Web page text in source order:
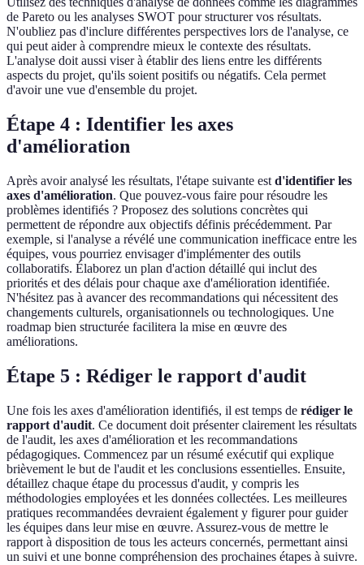
de Pareto ou les analyses SWOT pour structurer vos résultats.
N'oubliez pas d'inclure différentes perspectives lors de l'analyse, ce
qui peut aider à comprendre mieux le contexte des résultats.
L'analyse doit aussi viser à établir des liens entre les différents
aspects du projet, qu'ils soient positifs ou négatifs. Cela permet
d'avoir une vue d'ensemble du projet.
Étape 4 : Identifier les axes
d'amélioration
Après avoir analysé les résultats, l'étape suivante est d'identifier les
axes d'amélioration. Que pouvez-vous faire pour résoudre les
problèmes identifiés ? Proposez des solutions concrètes qui
permettent de répondre aux objectifs définis précédemment. Par
exemple, si l'analyse a révélé une communication inefficace entre les
équipes, vous pourriez envisager d'implémenter des outils
collaboratifs. Élaborez un plan d'action détaillé qui inclut des
priorités et des délais pour chaque axe d'amélioration identifiée.
N'hésitez pas à avancer des recommandations qui nécessitent des
changements culturels, organisationnels ou technologiques. Une
roadmap bien structurée facilitera la mise en œuvre des
améliorations.
Étape 5 : Rédiger le rapport d'audit
Une fois les axes d'amélioration identifiés, il est temps de rédiger le
rapport d'audit. Ce document doit présenter clairement les résultats
de l'audit, les axes d'amélioration et les recommandations
pédagogiques. Commencez par un résumé exécutif qui explique
brièvement le but de l'audit et les conclusions essentielles. Ensuite,
détaillez chaque étape du processus d'audit, y compris les
méthodologies employées et les données collectées. Les meilleures
pratiques recommandées devraient également y figurer pour guider
les équipes dans leur mise en œuvre. Assurez-vous de mettre le
rapport à disposition de tous les acteurs concernés, permettant ainsi
un suivi et une bonne compréhension des prochaines étapes à suivre.